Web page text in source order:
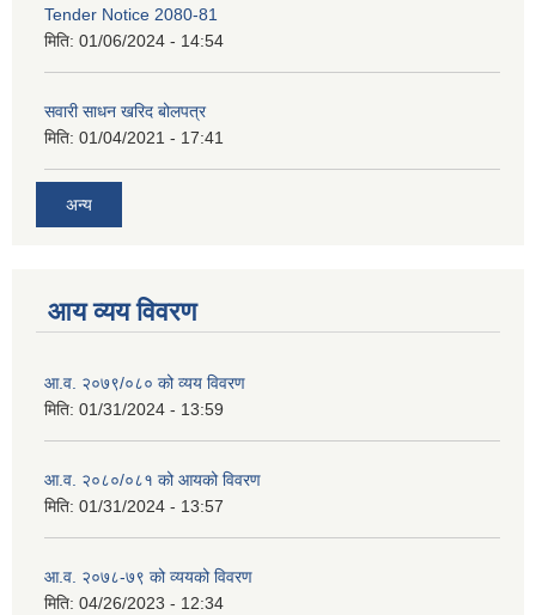
Tender Notice 2080-81
मिति: 01/06/2024 - 14:54
सवारी साधन खरिद बोलपत्र
मिति: 01/04/2021 - 17:41
अन्य
आय व्यय विवरण
आ.व. २०७९/०८० को व्यय विवरण
मिति: 01/31/2024 - 13:59
आ.व. २०८०/०८१ को आयको विवरण
मिति: 01/31/2024 - 13:57
आ.व. २०७८-७९ को व्ययको विवरण
मिति: 04/26/2023 - 12:34